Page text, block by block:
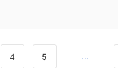
4 5 ...